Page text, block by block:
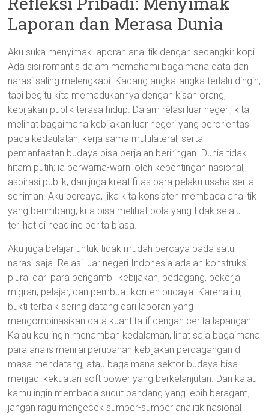
Laporan dan Merasa Dunia
Aku suka menyimak laporan analitik dengan secangkir kopi.
Ada sisi romantis dalam memahami bagaimana data dan
narasi saling melengkapi. Kadang angka-angka terlalu dingin,
tapi begitu kita memadukannya dengan kisah orang,
kebijakan publik terasa hidup. Dalam relasi luar negeri, kita
melihat bagaimana kebijakan luar negeri yang berorientasi
pada kedaulatan, kerja sama multilateral, serta
pemanfaatan budaya bisa berjalan beriringan. Dunia tidak
hitam putih; ia berwarna-warni oleh kepentingan nasional,
aspirasi publik, dan juga kreatifitas para pelaku usaha serta
seniman. Aku percaya, jika kita konsisten membaca analitik
yang berimbang, kita bisa melihat pola yang tidak selalu
terlihat di headline berita biasa.
Aku juga belajar untuk tidak mudah percaya pada satu
narasi saja. Relasi luar negeri Indonesia adalah konstruksi
plural dari para pengambil kebijakan, pedagang, pekerja
migran, pelajar, dan pembuat konten budaya. Karena itu,
bukti terbaik sering datang dari laporan yang
mengombinasikan data kuantitatif dengan cerita lapangan.
Kalau kau ingin menambah kedalaman, lihat saja bagaimana
para analis menilai perubahan kebijakan perdagangan di
masa mendatang, atau bagaimana sektor budaya bisa
menjadi kekuatan soft power yang berkelanjutan. Dan kalau
kamu ingin membaca sudut pandang yang lebih beragam,
jangan ragu mengecek sumber-sumber analitik nasional